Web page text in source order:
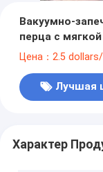
Вакуумно-
перца с
Цена：2.5
Лучшая
Характер